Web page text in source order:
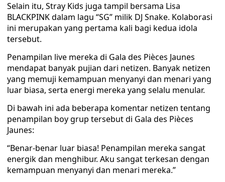
Selain itu, Stray Kids juga tampil bersama Lisa
BLACKPINK dalam lagu “SG” milik DJ Snake. Kolaborasi
ini merupakan yang pertama kali bagi kedua idola
tersebut.
Penampilan live mereka di Gala des Pièces Jaunes
mendapat banyak pujian dari netizen. Banyak netizen
yang memuji kemampuan menyanyi dan menari yang
luar biasa, serta energi mereka yang selalu menular.
Di bawah ini ada beberapa komentar netizen tentang
penampilan boy grup tersebut di Gala des Pièces
Jaunes:
“Benar-benar luar biasa! Penampilan mereka sangat
energik dan menghibur. Aku sangat terkesan dengan
kemampuan menyanyi dan menari mereka.”